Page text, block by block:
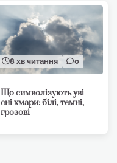
8 хв читання 0
Що символізують уві
сні хмари: білі, темні,
грозові